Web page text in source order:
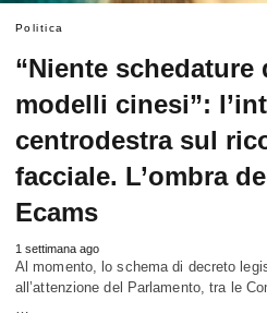
Politica
“Niente schedature
modelli cinesi”:
centrodestra sul
facciale. L’ombra
Ecams
1 settimana ago
Al momento, lo schema di decreto
all’attenzione del Parlamento, tra le